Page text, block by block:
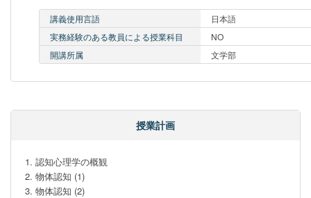
講義使用言語
日本語
実務経験のある教員による授業科目
NO
開講所属
文学部
授業計画
1. 認知心理学の概観
2. 物体認知 (1)
3. 物体認知 (2)